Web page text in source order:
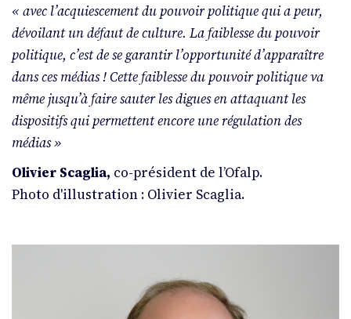
« avec l’acquiescement du pouvoir politique qui a peur,
dévoilant un défaut de culture. La faiblesse du pouvoir
politique, c’est de se garantir l’opportunité d’apparaître
dans ces médias ! Cette faiblesse du pouvoir politique va
même jusqu’à faire sauter les digues en attaquant les
dispositifs qui permettent encore une régulation des
médias»
Olivier Scaglia, co-président de l’Ofalp.
Photo d'illustration : Olivier Scaglia.